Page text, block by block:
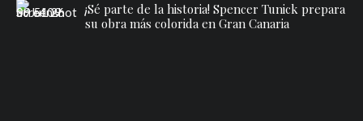
¡Sé parte de la historia! Spencer Tunick prepara
su obra más colorida en Gran Canaria